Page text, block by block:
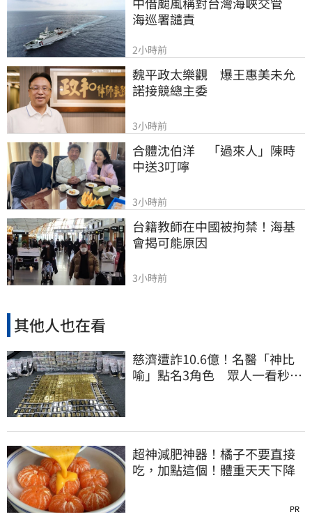
海巡署譴責
2小時前
魏平政太樂觀　爆王惠美未允
諾接競總主委
3小時前
合體沈伯洋　「過來人」陳時
中送3叮嚀
3小時前
台籍教師在中國被拘禁！海基
會揭可能原因
3小時前
其他人也在看
慈濟遭詐10.6億！名醫「神比
喻」點名3角色 眾人一看秒懂
超神減肥神器！橘子不要直接
吃，加點這個！體重天天下降
PR